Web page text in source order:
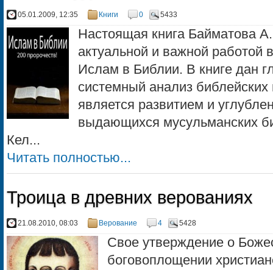
05.01.2009, 12:35 Книги 0 5433
Настоящая книга Байматова
актуальной и важной работой
Ислам в Библии. В книге дан
системный анализ
является развитием и
выдающихся мусульманских
Кел...
Читать полностью...
Троица в древних верованиях
21.08.2010, 08:03 Верование 4 5428
Свое утверждение о
боговоплощении